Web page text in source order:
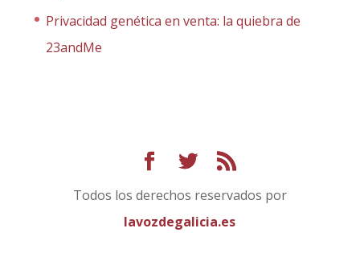
Privacidad genética en venta: la quiebra de
23andMe
Todos los derechos reservados por
lavozdegalicia.es